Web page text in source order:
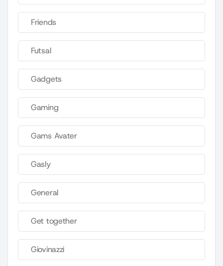
Friends
Futsal
Gadgets
Gaming
Gams Avater
Gasly
General
Get together
Giovinazzi